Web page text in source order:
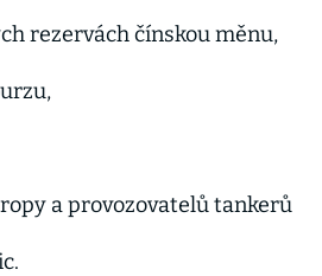
rezervách čínskou měnu,
a provozovatelů tankerů